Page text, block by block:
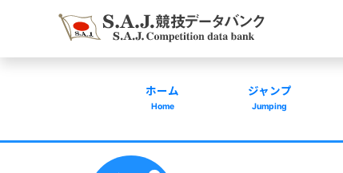
ホーム
Home
ジャンプ
Jumping